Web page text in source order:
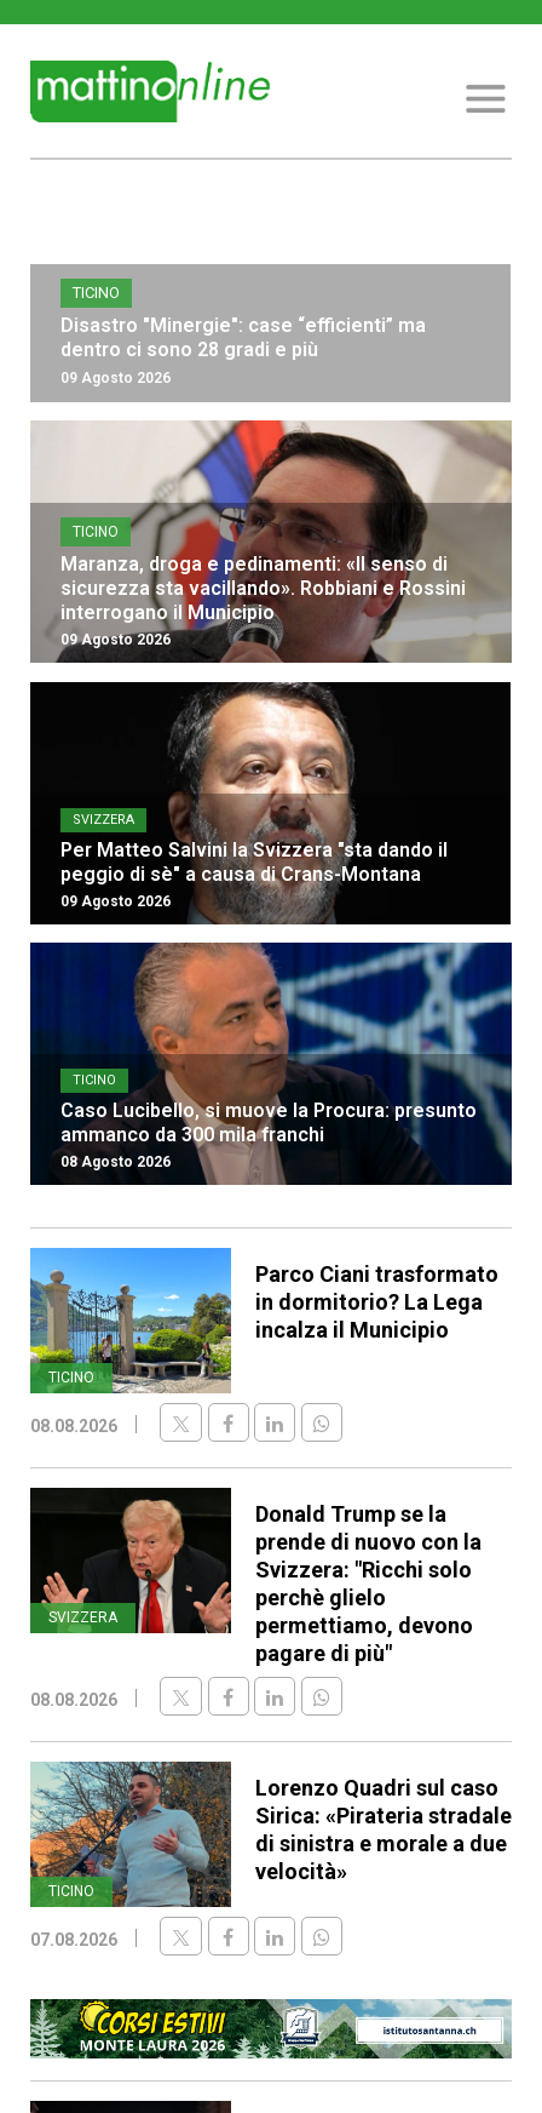
TICINO
Disastro "Minergie": case “efficienti” ma
dentro ci sono 28 gradi e più
09 Agosto 2026
TICINO
Maranza, droga e pedinamenti: «Il senso di
sicurezza sta vacillando». Robbiani e Rossini
interrogano il Municipio
09 Agosto 2026
SVIZZERA
Per Matteo Salvini la Svizzera "sta dando il
peggio di sè" a causa di Crans-Montana
09 Agosto 2026
TICINO
Caso Lucibello, si muove la Procura: presunto
ammanco da 300 mila franchi
08 Agosto 2026
TICINO
Parco Ciani trasformato
in dormitorio? La Lega
incalza il Municipio
08.08.2026
SVIZZERA
Donald Trump se la
prende di nuovo con la
Svizzera: "Ricchi solo
perchè glielo
permettiamo, devono
pagare di più"
08.08.2026
TICINO
Lorenzo Quadri sul caso
Sirica: «Pirateria stradale
di sinistra e morale a due
velocità»
07.08.2026